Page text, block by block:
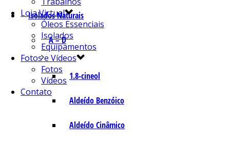
Isolados Naturais
A – D
1.8-cineol
Aldeído Benzóico
Aldeído Cinâmico
Loja Virtual
Óleos Essenciais
Isolados
Equipamentos
Fotos e Vídeos
Fotos
Vídeos
Contato